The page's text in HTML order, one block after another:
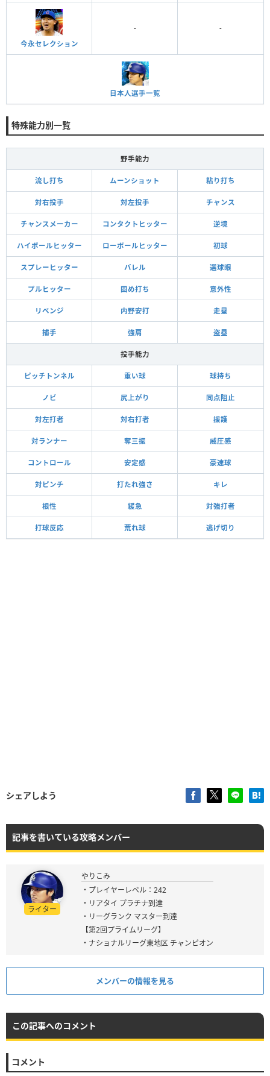
今永セレクション
- -
日本人選手一覧
特殊能力別一覧
野手能力
流し打ち ムーンショット 粘り打ち
対右投手 対左投手 チャンス
チャンスメーカー コンタクトヒッター 逆境
ハイボールヒッター ローボールヒッター 初球
スプレーヒッター バレル 選球眼
プルヒッター 固め打ち 意外性
リベンジ 内野安打 走塁
捕手 強肩 盗塁
投手能力
ピッチトンネル 重い球 球持ち
ノビ 尻上がり 同点阻止
対左打者 対右打者 援護
対ランナー 奪三振 威圧感
コントロール 安定感 豪速球
対ピンチ 打たれ強さ キレ
根性 緩急 対強打者
打球反応 荒れ球 逃げ切り
シェアしよう
記事を書いている攻略メンバー
ライター
やりこみ
・プレイヤーレベル：242
・リアタイ プラチナ到達
・リーグランク マスター到達
【第2回プライムリーグ】
・ナショナルリーグ東地区 チャンピオン
メンバーの情報を見る
この記事へのコメント
コメント